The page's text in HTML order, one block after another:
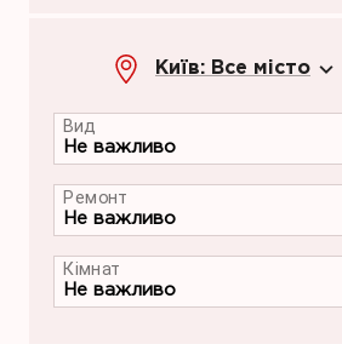
Київ: Все місто
Вид
Ремонт
Кімнат